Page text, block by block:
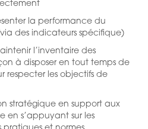
la performance du
des indicateurs spécifique)
l’inventaire des
à disposer en tout temps de
respecter les objectifs de
stratégique en support aux
en s’appuyant sur les